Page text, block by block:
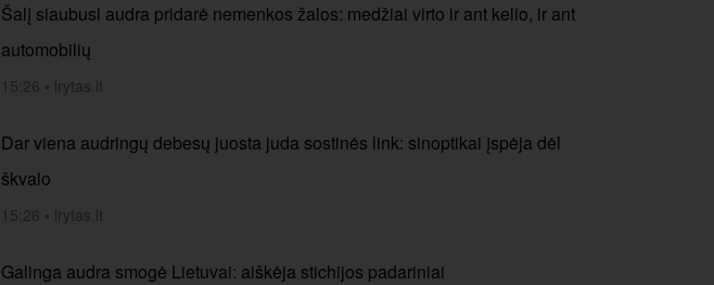
Šalį siaubusi audra pridarė nemenkos žalos: medžiai virto ir ant kelio, ir ant
automobilių
15:26 • lrytas.lt
Dar viena audringų debesų juosta juda sostinės link: sinoptikai įspėja dėl
škvalo
15:26 • lrytas.lt
Galinga audra smogė Lietuvai: aiškėja stichijos padariniai